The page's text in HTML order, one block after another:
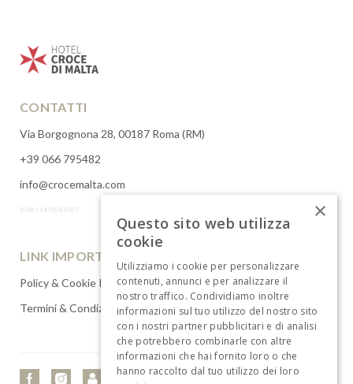
CONTATTI
Via Borgognona 28, 00187 Roma (RM)
+39 066 795482
info@crocemalta.com
P.IVA 11471081007
LINK IMPORTANTI
Policy & Cookie Privacy
Termini & Condizioni
×
Questo sito web utilizza
cookie
Utilizziamo i cookie per personalizzare
contenuti, annunci e per analizzare il
nostro traffico. Condividiamo inoltre
informazioni sul tuo utilizzo del nostro sito
con i nostri partner pubblicitari e di analisi
che potrebbero combinarle con altre
informazioni che hai fornito loro o che
hanno raccolto dal tuo utilizzo dei loro